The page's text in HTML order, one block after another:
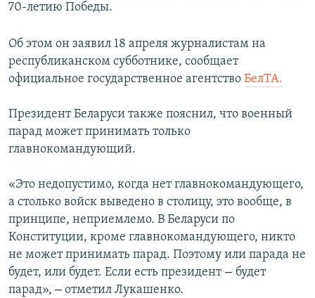
70-летию Победы.
Об этом он заявил 18 апреля журналистам на
республиканском субботнике, сообщает
официальное государственное агентство БелТА.
Президент Беларуси также пояснил, что военный
парад может принимать только
главнокомандующий.
«Это недопустимо, когда нет главнокомандующего,
а столько войск выведено в столицу, это вообще, в
принципе, неприемлемо. В Беларуси по
Конституции, кроме главнокомандующего, никто
не может принимать парад. Поэтому или парада не
будет, или будет. Если есть президент – будет
парад», – отметил Лукашенко.